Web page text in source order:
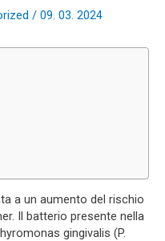
/ 09. 03. 2024
a un aumento del rischio
Il batterio presente nella
gingivalis (P.